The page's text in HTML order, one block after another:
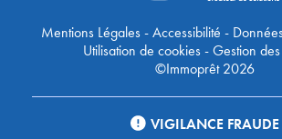
Mentions Légales-Accessibilité -
Utilisation de cookies-Gestion
©Immoprêt 2026
VIGILANCE FRAUDE